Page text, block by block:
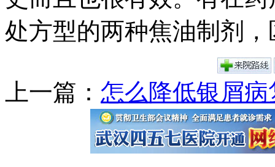
处方型的两种焦油制剂，
上一篇： 怎么降低银屑病